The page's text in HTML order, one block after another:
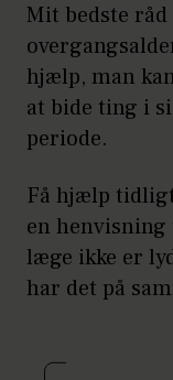
Mit bedste
hjælp, man
at bide ting i
periode.
Få hjælp
en
læge ikke er
har det på